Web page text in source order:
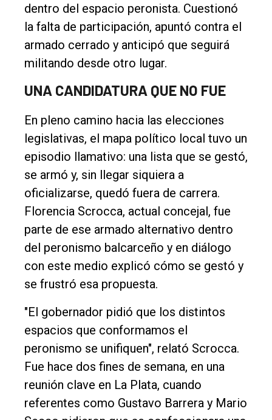
Inicio
Tendencia
Int.
Política
Cultura
Entrevistas
Rural
Deportes
Fúnebres
Edición
Empresa
Nosotros
Contacto
dentro del espacio peronista. Cuestionó
la falta de participación, apuntó contra el
armado cerrado y anticipó que seguirá
militando desde otro lugar.
UNA CANDIDATURA QUE NO FUE
En pleno camino hacia las elecciones
legislativas, el mapa político local tuvo un
episodio llamativo: una lista que se gestó,
se armó y, sin llegar siquiera a
oficializarse, quedó fuera de carrera.
Florencia Scrocca, actual concejal, fue
parte de ese armado alternativo dentro
del peronismo balcarceño y en diálogo
con este medio explicó cómo se gestó y
se frustró esa propuesta.
"El gobernador pidió que los distintos
espacios que conformamos el
peronismo se unifiquen", relató Scrocca.
Fue hace dos fines de semana, en una
reunión clave en La Plata, cuando
referentes como Gustavo Barrera y Mario